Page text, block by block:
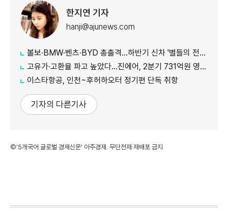
한지연 기자
hanji@ajunews.com
볼보·BMW·벤츠·BYD 총출격...하반기 신차 '별들의 전쟁'
고유가·고환율 파고 높았다…진에어, 2분기 731억원 영업적자
이스타항공, 인천~후허하오터 정기편 단독 취항
기자의 다른기사
©'5개국어 글로벌 경제신문' 아주경제. 무단전재·재배포 금지